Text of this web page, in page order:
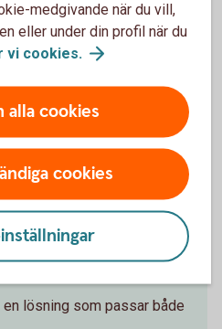
som kan stärka både
om det gäller
44 33 eller prata med
för dig och
lösning som passar både
medgivande när du vill,
eller under din profil när du
vi cookies.
alla cookies
cookies